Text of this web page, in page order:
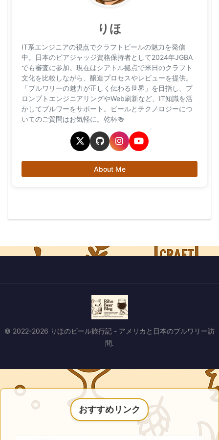
りほ
IT系エンジニアの視点でクラフトビールの魅力を発信
中。日本のビアジャッジ資格保持者として2024年JGBA
でも審査に参加。現在はシアトル拠点で米日のクラフト
文化を比較しながら、醸造プロセスやレビューを提供。
「ブルワリーの魅力が正しく伝わる世界」を目指し、プ
ロンプトエンジニアリングやWeb刷新など、IT知識を活
かしてブルワーをサポート。ビールとテクノロジーにつ
いてのご質問はお気軽に。乾杯🍻
About Me
© 2022-2026 りほのビール旅行記 - アメリカと日本のブルワリー訪
問.
おすすめリンク